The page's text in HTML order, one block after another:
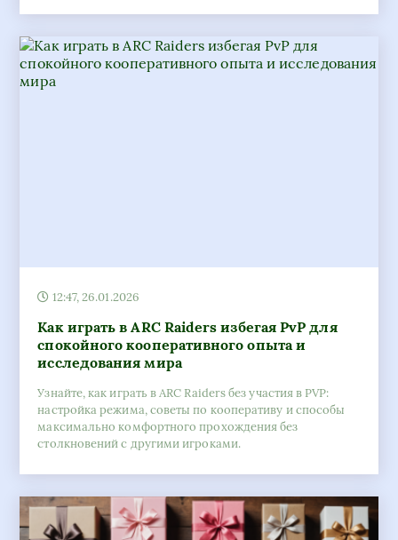
12:47, 26.01.2026
Как играть в ARC Raiders избегая PvP для
спокойного кооперативного опыта и
исследования мира
Узнайте, как играть в ARC Raiders без участия в PVP:
настройка режима, советы по кооперативу и способы
максимально комфортного прохождения без
столкновений с другими игроками.